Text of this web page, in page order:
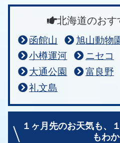
北海道のおす
函館山 旭山動物
小樽運河
ニセコ
大通公園
富良野
礼文島
１ヶ月先のお天気も、
もわ